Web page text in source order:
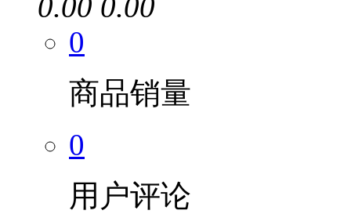
0.00 0.00
0
商品销量
0
用户评论